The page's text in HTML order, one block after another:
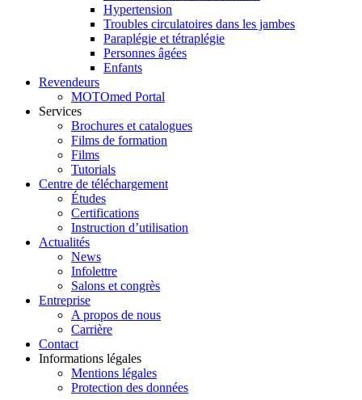
Hypertension
Troubles circulatoires dans les jambes
Paraplégie et tétraplégie
Personnes âgées
Enfants
Revendeurs
MOTOmed Portal
Services
Brochures et catalogues
Films de formation
Films
Tutorials
Centre de téléchargement
Études
Certifications
Instruction d’utilisation
Actualités
News
Infolettre
Salons et congrès
Entreprise
A propos de nous
Carrière
Contact
Informations légales
Mentions légales
Protection des données